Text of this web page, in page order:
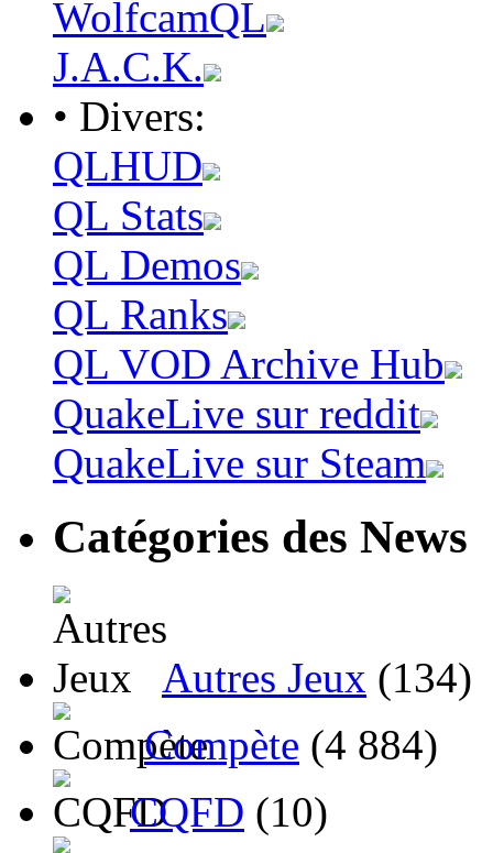
WolfcamQL
J.A.C.K.
• Divers:
QLHUD
QL Stats
QL Demos
QL Ranks
QL VOD Archive Hub
QuakeLive sur reddit
QuakeLive sur Steam
Catégories des News
Autres Jeux (134)
Compète (4 884)
CQFD (10)